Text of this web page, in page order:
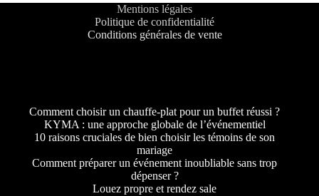
Mentions légales
Politique de confidentialité
Conditions générales de vente
Comment choisir un chauffe-plat pour un buffet réussi ?
KYMA : une approche globale de l’événementiel
10 raisons cruciales de bien choisir les témoins de son
mariage
Comment préparer un événement inoubliable sans trop
dépenser ?
Louez propre et rendez sale